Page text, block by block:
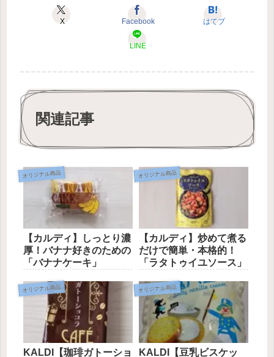
X Facebook はてブ
LINE
関連記事
オリジナル商品
【カルディ】しっとり濃
厚！バナナ好きのための
「バナナケーキ」
オリジナル商品
【カルディ】炒めて煮る
だけで簡単・本格的！
「ラタトゥイユソース」
オリジナル商品
KALDI【珈琲ガトーショ
オリジナル商品
KALDI【豆乳ビスケッ